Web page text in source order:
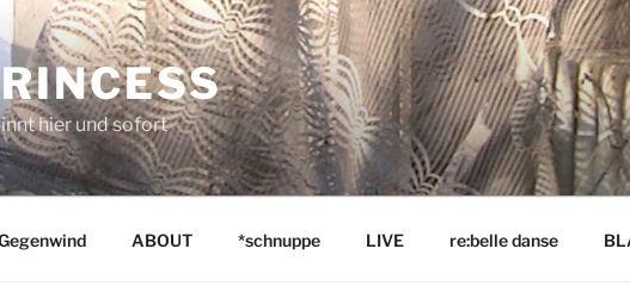
hier und sofort
ABOUT *schnuppe LIVE re:belle danse